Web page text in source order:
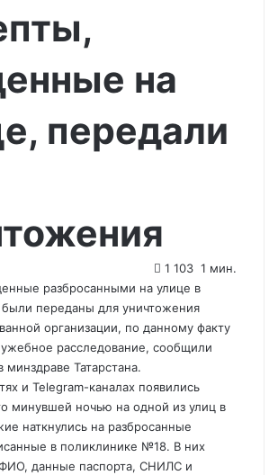
на
передали
1 103 1 мин.
разбросанными на улице в
были переданы для уничтожения
организации, по данному факту
расследование, сообщили
Татарстана.
и Telegram-каналах появились
минувшей ночью на одной из улиц в
наткнулись на разбросанные
в поликлинике №18. В них
данные паспорта, СНИЛС и